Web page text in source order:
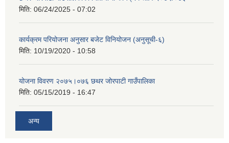
मिति: 06/24/2025 - 07:02
कार्यक्रम परियोजना अनुसार बजेट विनियोजन (अनुसूची-६)
मिति: 10/19/2020 - 10:58
योजना विवरण २०७५।०७६ छथर जोरपाटी गाउँपालिका
मिति: 05/15/2019 - 16:47
अन्य